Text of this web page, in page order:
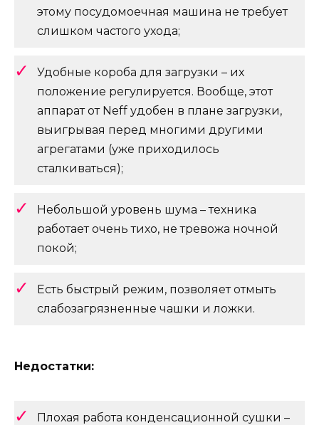
этому посудомоечная машина не требует
слишком частого ухода;
Удобные короба для загрузки – их
положение регулируется. Вообще, этот
аппарат от Neff удобен в плане загрузки,
выигрывая перед многими другими
агрегатами (уже приходилось
сталкиваться);
Небольшой уровень шума – техника
работает очень тихо, не тревожа ночной
покой;
Есть быстрый режим, позволяет отмыть
слабозагрязненные чашки и ложки.
Недостатки:
Плохая работа конденсационной сушки –